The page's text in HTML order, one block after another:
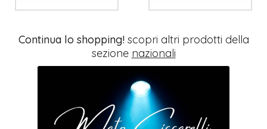
Continua lo shopping!scopri altri prodotti della
sezione nazionali